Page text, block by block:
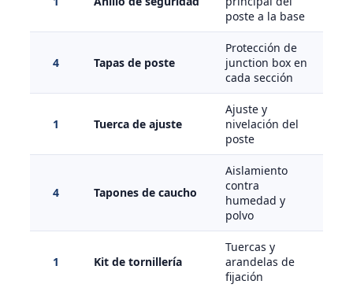
poste a la base
4 Tapas de poste
Protección de
junction box en
cada sección
1 Tuerca de ajuste
Ajuste y
nivelación del
poste
4 Tapones de caucho
Aislamiento
contra
humedad y
polvo
1 Kit de tornillería
Tuercas y
arandelas de
fijación